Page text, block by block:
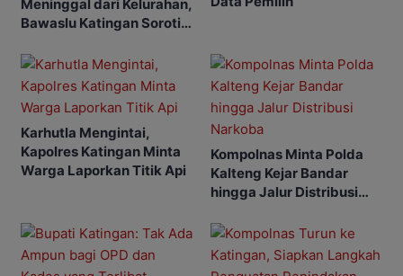
Meninggal dari Kelurahan,
Bawaslu Katingan Soroti
Karhutla Mengintai,
Kapolres Katingan Minta
Warga Laporkan Titik Api
Kompolnas Minta Polda
Kalteng Kejar Bandar
hingga Jalur Distribusi